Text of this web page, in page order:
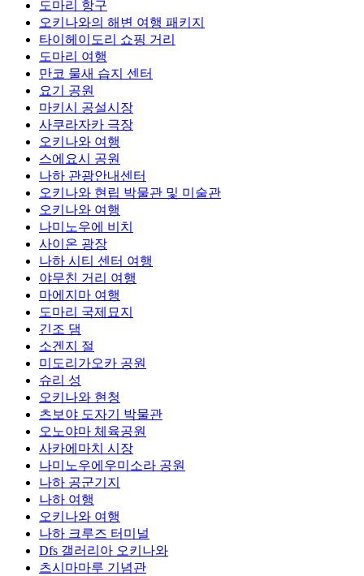
도마리 항구
오키나와의 해변 여행 패키지
타이헤이도리 쇼핑 거리
도마리 여행
만코 물새 습지 센터
요기 공원
마키시 공설시장
사쿠라자카 극장
오키나와 여행
스에요시 공원
나하 관광안내센터
오키나와 현립 박물관 및 미술관
오키나와 여행
나미노우에 비치
사이온 광장
나하 시티 센터 여행
야무친 거리 여행
마에지마 여행
도마리 국제묘지
긴조 댐
소겐지 절
미도리가오카 공원
슈리 성
오키나와 현청
츠보야 도자기 박물관
오노야마 체육공원
사카에마치 시장
나미노우에우미소라 공원
나하 공군기지
나하 여행
오키나와 여행
나하 크루즈 터미널
Dfs 갤러리아 오키나와
츠시마마루 기념관